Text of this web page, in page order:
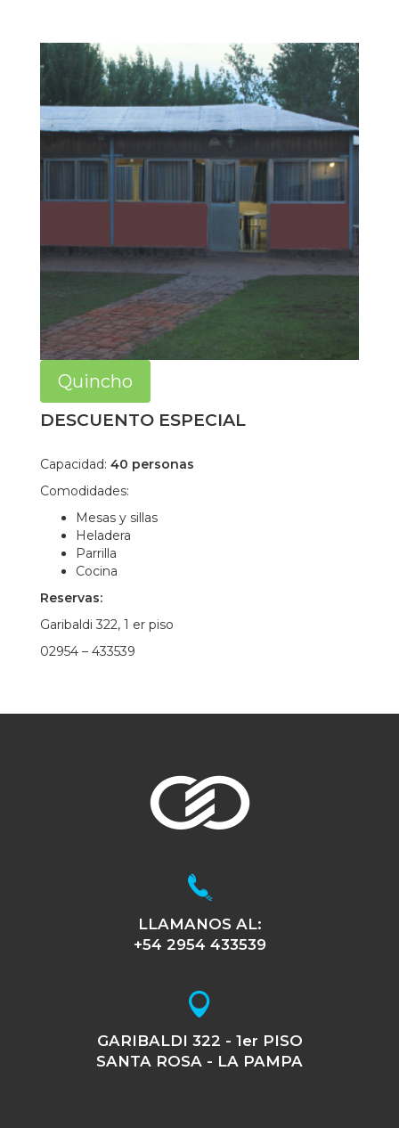
Quincho
DESCUENTO ESPECIAL
Capacidad: 40 personas
Comodidades:
Mesas y sillas
Heladera
Parrilla
Cocina
Reservas:
Garibaldi 322, 1 er piso
02954 – 433539
LLAMANOS AL:
+54 2954 433539
GARIBALDI 322 - 1er PISO
SANTA ROSA - LA PAMPA